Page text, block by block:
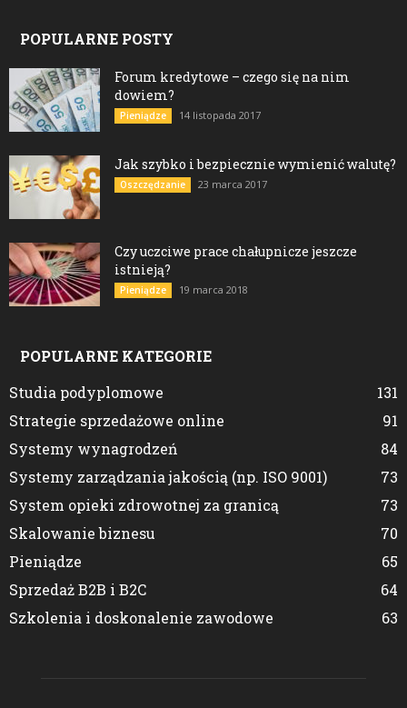
POPULARNE POSTY
Forum kredytowe – czego się na nim
dowiem?
Pieniądze 14 listopada 2017
Jak szybko i bezpiecznie wymienić walutę?
Oszczędzanie 23 marca 2017
Czy uczciwe prace chałupnicze jeszcze
istnieją?
Pieniądze 19 marca 2018
POPULARNE KATEGORIE
Studia podyplomowe
131
Strategie sprzedażowe online
91
Systemy wynagrodzeń
84
Systemy zarządzania jakością (np. ISO 9001)
73
System opieki zdrowotnej za granicą
73
Skalowanie biznesu
70
Pieniądze
65
Sprzedaż B2B i B2C
64
Szkolenia i doskonalenie zawodowe
63